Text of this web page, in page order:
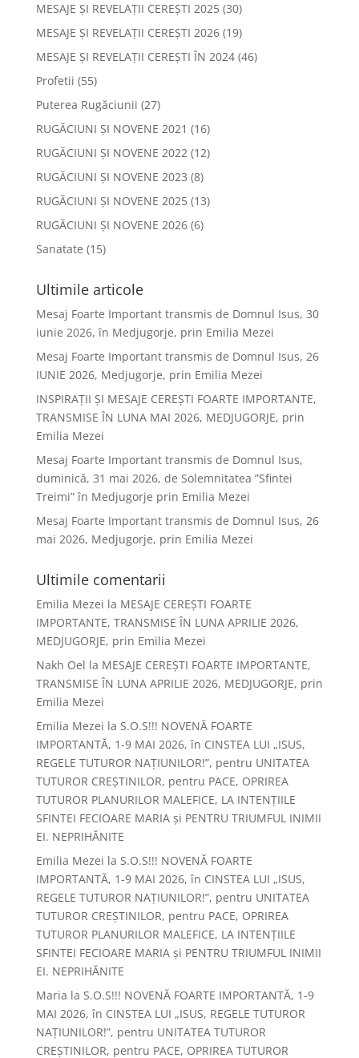
MESAJE ȘI REVELAȚII CEREȘTI 2025(30)
MESAJE ȘI REVELAȚII CEREȘTI 2026(19)
MESAJE ȘI REVELAȚII CEREȘTI ÎN 2024(46)
Profetii (55)
Puterea Rugăciunii (27)
RUGĂCIUNI ȘI NOVENE 2021 (16)
RUGĂCIUNI ȘI NOVENE 2022(12)
RUGĂCIUNI ȘI NOVENE 2023 (8)
RUGĂCIUNI ȘI NOVENE 2025(13)
RUGĂCIUNI ȘI NOVENE 2026(6)
Sanatate (15)
Ultimile articole
Mesaj Foarte Important transmis de Domnul Isus, 30
iunie 2026, în Medjugorje, prin Emilia Mezei
Mesaj Foarte Important transmis de Domnul Isus, 26
IUNIE 2026, Medjugorje, prin Emilia Mezei
INSPIRAȚII ȘI MESAJE CEREȘTI FOARTE IMPORTANTE,
TRANSMISE ÎN LUNA MAI 2026, MEDJUGORJE, prin
Emilia Mezei
Mesaj Foarte Important transmis de Domnul Isus,
duminică, 31 mai 2026, de Solemnitatea ”Sfintei
Treimi” în Medjugorje prin Emilia Mezei
Mesaj Foarte Important transmis de Domnul Isus, 26
mai 2026, Medjugorje, prin Emilia Mezei
Ultimile comentarii
Emilia Mezei la MESAJE CEREȘTI FOARTE
IMPORTANTE, TRANSMISE ÎN LUNA APRILIE 2026,
MEDJUGORJE, prin Emilia Mezei
Nakh Oel la MESAJE CEREȘTI FOARTE IMPORTANTE,
TRANSMISE ÎN LUNA APRILIE 2026, MEDJUGORJE, prin
Emilia Mezei
Emilia Mezei la S.O.S!!! NOVENĂ FOARTE
IMPORTANTĂ, 1-9 MAI 2026, în CINSTEA LUI „ISUS,
REGELE TUTUROR NAȚIUNILOR!”, pentru UNITATEA
TUTUROR CREȘTINILOR, pentru PACE, OPRIREA
TUTUROR PLANURILOR MALEFICE, LA INTENȚIILE
SFINTEI FECIOARE MARIA și PENTRU TRIUMFUL INIMII
EI. NEPRIHĂNITE
Emilia Mezei la S.O.S!!! NOVENĂ FOARTE
IMPORTANTĂ, 1-9 MAI 2026, în CINSTEA LUI „ISUS,
REGELE TUTUROR NAȚIUNILOR!”, pentru UNITATEA
TUTUROR CREȘTINILOR, pentru PACE, OPRIREA
TUTUROR PLANURILOR MALEFICE, LA INTENȚIILE
SFINTEI FECIOARE MARIA și PENTRU TRIUMFUL INIMII
EI. NEPRIHĂNITE
Maria la S.O.S!!! NOVENĂ FOARTE IMPORTANTĂ, 1-9
MAI 2026, în CINSTEA LUI „ISUS, REGELE TUTUROR
NAȚIUNILOR!”, pentru UNITATEA TUTUROR
CREȘTINILOR, pentru PACE, OPRIREA TUTUROR